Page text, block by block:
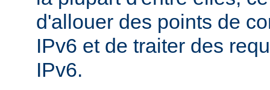
d'allouer des points de
IPv6 et de traiter des
IPv6.